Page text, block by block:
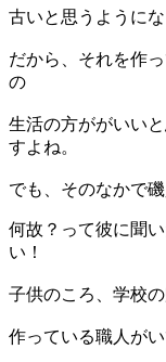
古いと思うように
だから、それを作
の
生活の方ががいい
すよね。
でも、そのなかで
何故？って彼に聞
い！
子供のころ、学校
作っている職人が